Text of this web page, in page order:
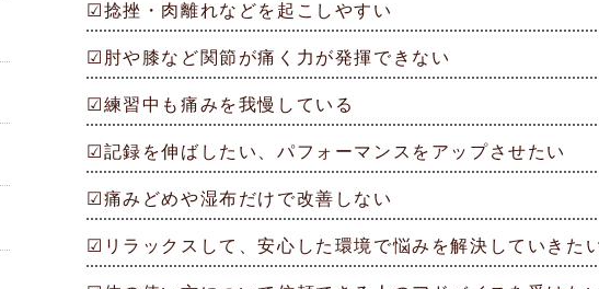
☑捻挫・肉離れなどを起こしやすい
☑肘や膝など関節が痛く力が発揮できない
☑練習中も痛みを我慢している
☑記録を伸ばしたい、パフォーマンスをアップさせたい
☑痛みどめや湿布だけで改善しない
☑リラックスして、安心した環境で悩みを解決していきた